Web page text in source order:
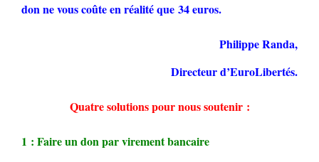
don ne vous coûte en réalité que 34 euros.
Philippe Randa,
Directeur d’EuroLibertés.
Quatre solutions pour nous soutenir :
1 : Faire un don par virement bancaire